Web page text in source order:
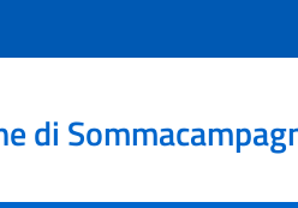
di